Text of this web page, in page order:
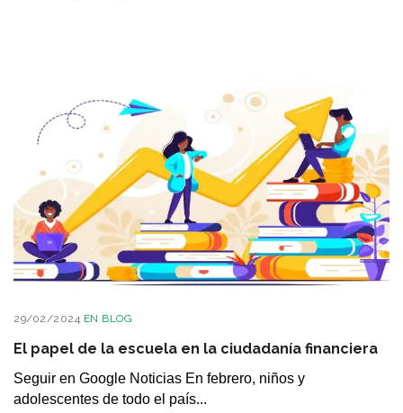
29/02/2024 EN BLOG
El papel de la escuela en la ciudadanía financiera
Seguir en Google Noticias En febrero, niños y
adolescentes de todo el país...